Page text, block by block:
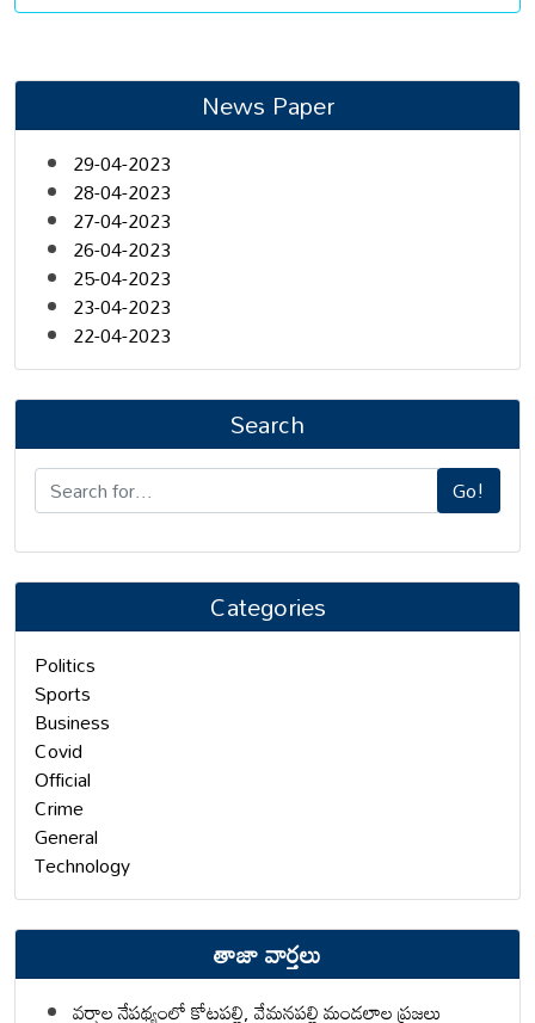
News Paper
29-04-2023
28-04-2023
27-04-2023
26-04-2023
25-04-2023
23-04-2023
22-04-2023
Search
Go!
Categories
Politics
Sports
Business
Covid
Official
Crime
General
Technology
తాజా వార్తలు
వర్షాల నేపథ్యంలో కోటపల్లి, వేమనపల్లి మండలాల ప్రజలు